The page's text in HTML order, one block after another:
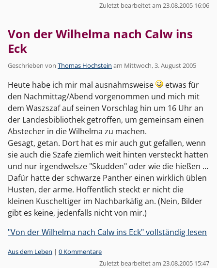
Zuletzt bearbeitet am 23.08.2005 16:06
Von der Wilhelma nach Calw ins
Eck
Geschrieben von Thomas Hochstein am Mittwoch, 3. August 2005
Heute habe ich mir mal ausnahmsweise
etwas für
den Nachmittag/Abend vorgenommen und mich mit
dem Waszszaf auf seinen Vorschlag hin um 16 Uhr an
der Landesbibliothek getroffen, um gemeinsam einen
Abstecher in die Wilhelma zu machen.
Gesagt, getan. Dort hat es mir auch gut gefallen, wenn
sie auch die Szafe ziemlich weit hinten versteckt hatten
und nur irgendwelsze "Skudden" oder wie die hießen …
Dafür hatte der schwarze Panther einen wirklich üblen
Husten, der arme. Hoffentlich steckt er nicht die
kleinen Kuscheltiger im Nachbarkäfig an. (Nein, Bilder
gibt es keine, jedenfalls nicht von mir.)
"Von der Wilhelma nach Calw ins Eck" vollständig lesen
Kategorien:
Aus dem Leben | 0 Kommentare
Zuletzt bearbeitet am 23.08.2005 15:47